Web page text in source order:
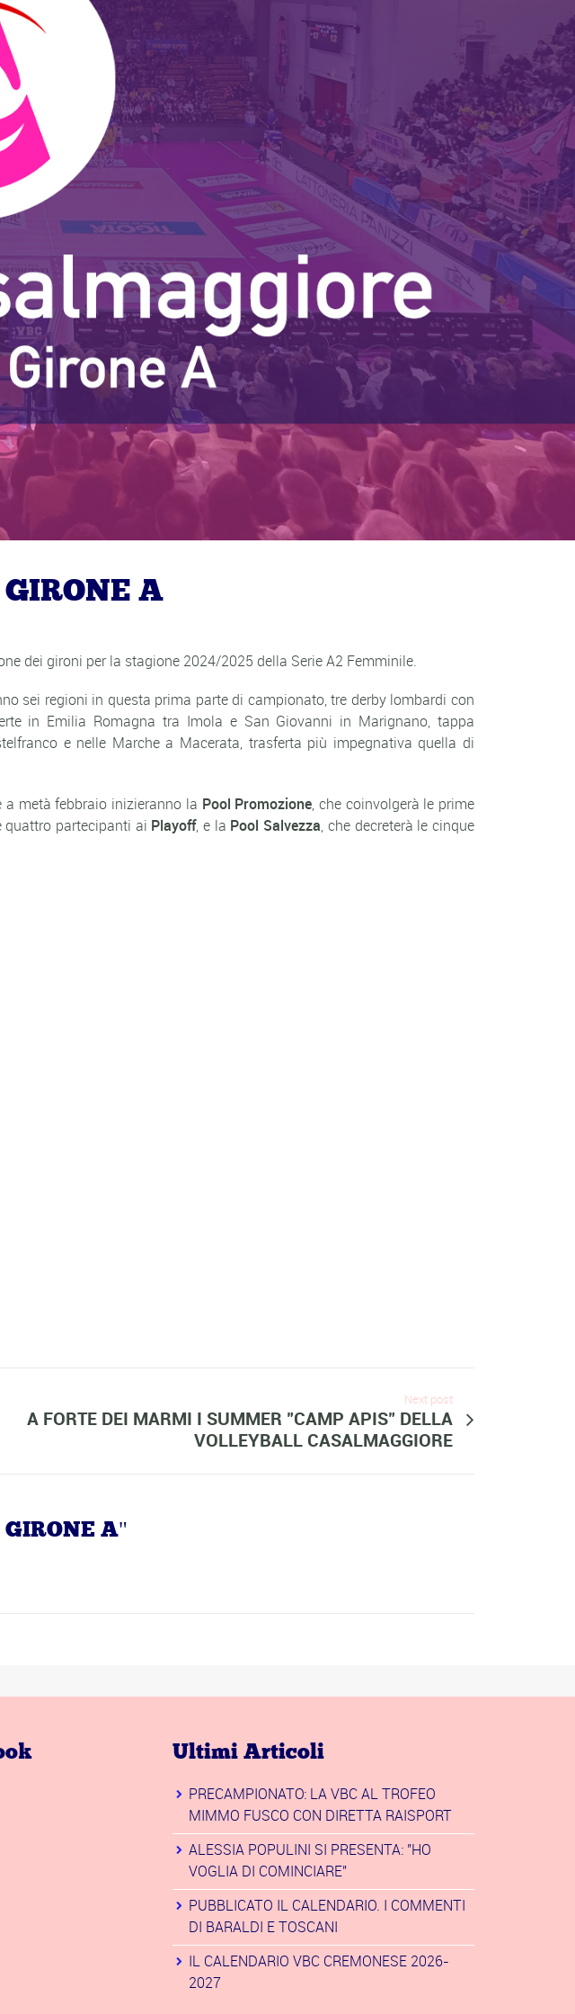
A
dei gironi per la stagione 2024/2025 della Serie A2 Femminile.
sei regioni in questa prima parte di campionato, tre derby lombardi con
in Emilia Romagna tra Imola e San Giovanni in Marignano, tappa
e nelle Marche a Macerata, trasferta più impegnativa quella di
metà febbraio inizieranno la Pool Promozione, che coinvolgerà le prime
quattro partecipanti ai Playoff, e la Pool Salvezza, che decreterà le cinque
Next post
A FORTE DEI MARMI I SUMMER "CAMP APIS" DELLA
VOLLEYBALL CASALMAGGIORE
A"
Ultimi Articoli
PRECAMPIONATO: LA VBC AL TROFEO
MIMMO FUSCO CON DIRETTA RAISPORT
ALESSIA POPULINI SI PRESENTA: "HO
VOGLIA DI COMINCIARE"
PUBBLICATO IL CALENDARIO. I COMMENTI
DI BARALDI E TOSCANI
IL CALENDARIO VBC CREMONESE 2026-
2027